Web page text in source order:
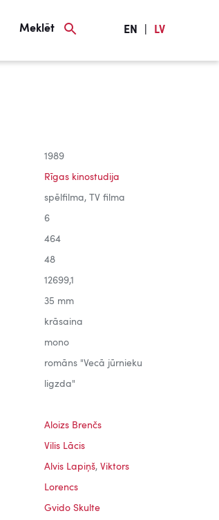
Meklēt EN LV
1989
Rīgas kinostudija
spēlfilma, TV filma
6
464
48
12699,1
35 mm
krāsaina
mono
romāns "Vecā jūrnieku
ligzda"
Aloizs Brenčs
Vilis Lācis
Alvis Lapiņš, Viktors
Lorencs
Gvido Skulte